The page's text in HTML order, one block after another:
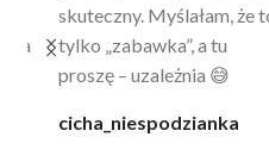
skuteczny. Myślałam, że to
tylko „zabawka”, a tu
proszę – uzależnia 😅
cicha_niespodzianka